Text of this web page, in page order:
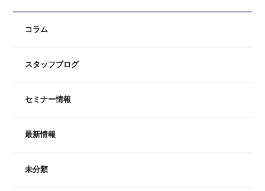
コラム
スタッフブログ
セミナー情報
最新情報
未分類